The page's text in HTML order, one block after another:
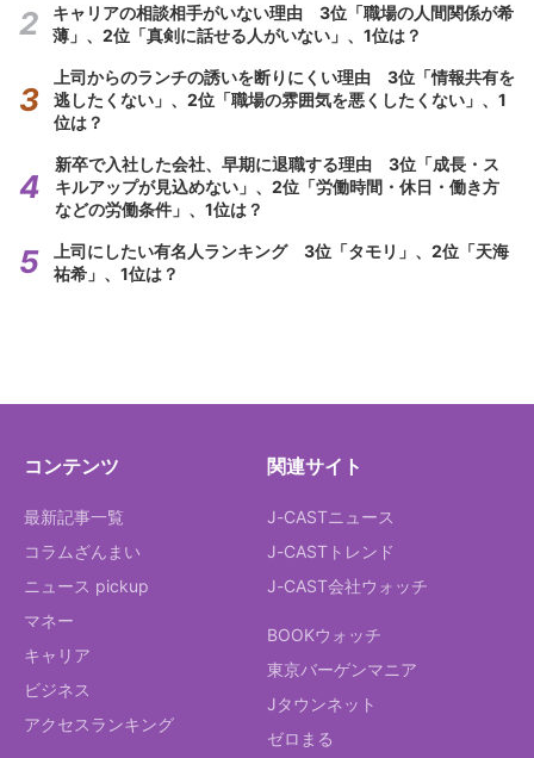
キャリアの相談相手がいない理由 3位「職場の人間関係が希
薄」、2位「真剣に話せる人がいない」、1位は？
上司からのランチの誘いを断りにくい理由 3位「情報共有を
逃したくない」、2位「職場の雰囲気を悪くしたくない」、1
位は？
新卒で入社した会社、早期に退職する理由 3位「成長・ス
キルアップが見込めない」、2位「労働時間・休日・働き方
などの労働条件」、1位は？
上司にしたい有名人ランキング 3位「タモリ」、2位「天海
祐希」、1位は？
コンテンツ
最新記事一覧
コラムざんまい
ニュース pickup
マネー
キャリア
ビジネス
アクセスランキング
関連サイト
J-CASTニュース
J-CASTトレンド
J-CAST会社ウォッチ
BOOKウォッチ
東京バーゲンマニア
Jタウンネット
ゼロまる